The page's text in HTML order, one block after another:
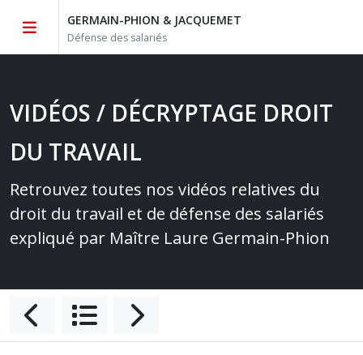
GERMAIN-PHION & JACQUEMET
Défense des salariés
VIDÉOS / DÉCRYPTAGE DROIT
DU TRAVAIL
Retrouvez toutes nos vidéos relatives du
droit du travail et de défense des salariés
expliqué par Maître Laure Germain-Phion